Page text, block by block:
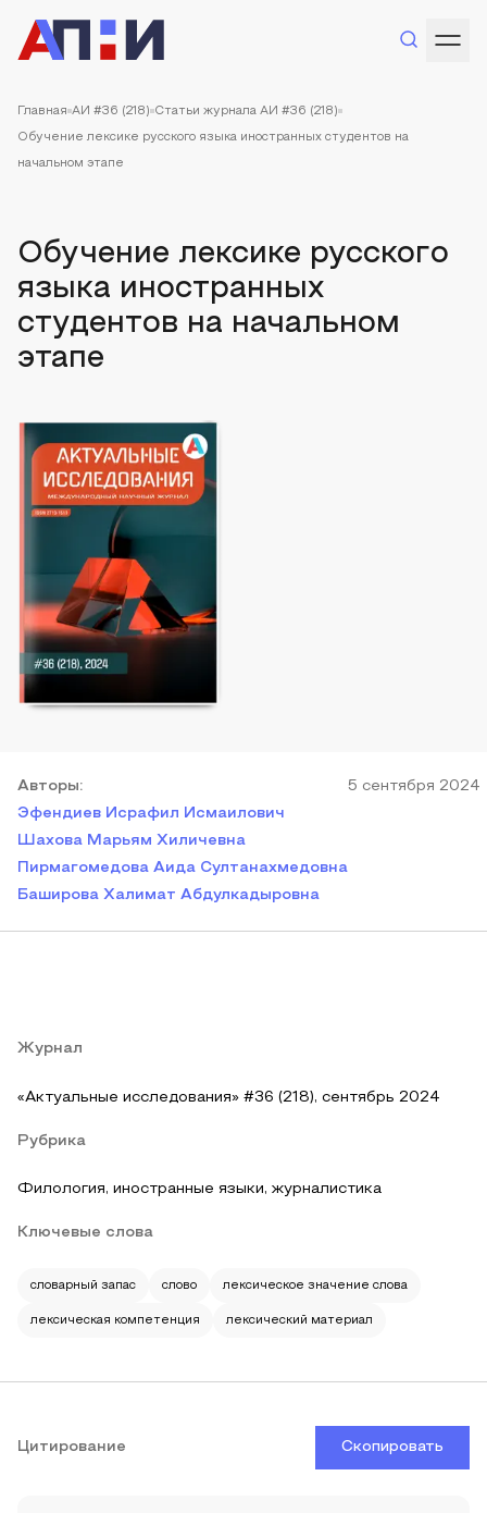
Главная АИ #36 (218) Статьи журнала АИ #36 (218)
Обучение лексике русского языка иностранных студентов на
начальном этапе
Обучение лексике русского
языка иностранных
студентов на начальном
этапе
Авторы:
Эфендиев Исрафил Исмаилович
Шахова Марьям Хиличевна
Пирмагомедова Аида Султанахмедовна
Баширова Халимат Абдулкадыровна
5 сентября 2024
Журнал
«Актуальные исследования» #36 (218), сентябрь 2024
Рубрика
Филология, иностранные языки, журналистика
Ключевые слова
словарный запас слово лексическое значение слова
лексическая компетенция лексический материал
Цитирование Скопировать